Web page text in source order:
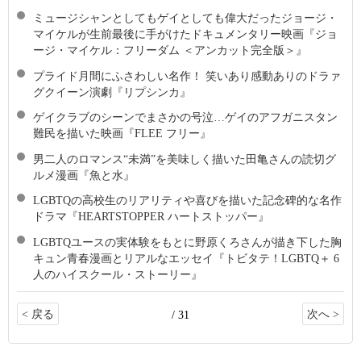
ミュージシャンとしてもゲイとしても偉大だったジョージ・
マイケルが生前最後に手がけたドキュメンタリー映画『ジョ
ージ・マイケル：フリーダム ＜アンカット完全版＞』
プライド月間にふさわしい名作！ 笑いあり感動ありのドラァ
グクイーン演劇『リプシンカ』
ゲイクラブのシーンでまさかの号泣…ゲイのアフガニスタン
難民を描いた映画『FLEE フリー』
男二人のロマンス“未満”を美味しく描いた田亀さんの読切グ
ルメ漫画『魚と水』
LGBTQの高校生のリアリティや喜びを描いた記念碑的な名作
ドラマ『HEARTSTOPPER ハートストッパー』
LGBTQユースの実体験をもとに野原くろさんが描き下した胸
キュン青春漫画とリアルなエッセイ『トビタテ！LGBTQ＋ 6
人のハイスクール・ストーリー』
< 戻る / 31 次へ >